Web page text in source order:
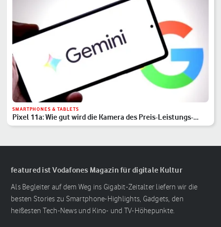
SMARTPHONES & TABLETS
Pixel 11a: Wie gut wird die Kamera des Preis-Leistungs-
Hits?
featured ist Vodafones Magazin für digitale Kultur
Als Begleiter auf dem Weg ins Gigabit-Zeitalter liefern wir die
besten Stories zu Smartphone-Highlights, Gadgets, den
heißesten Tech-News und Kino- und TV-Höhepunkte.